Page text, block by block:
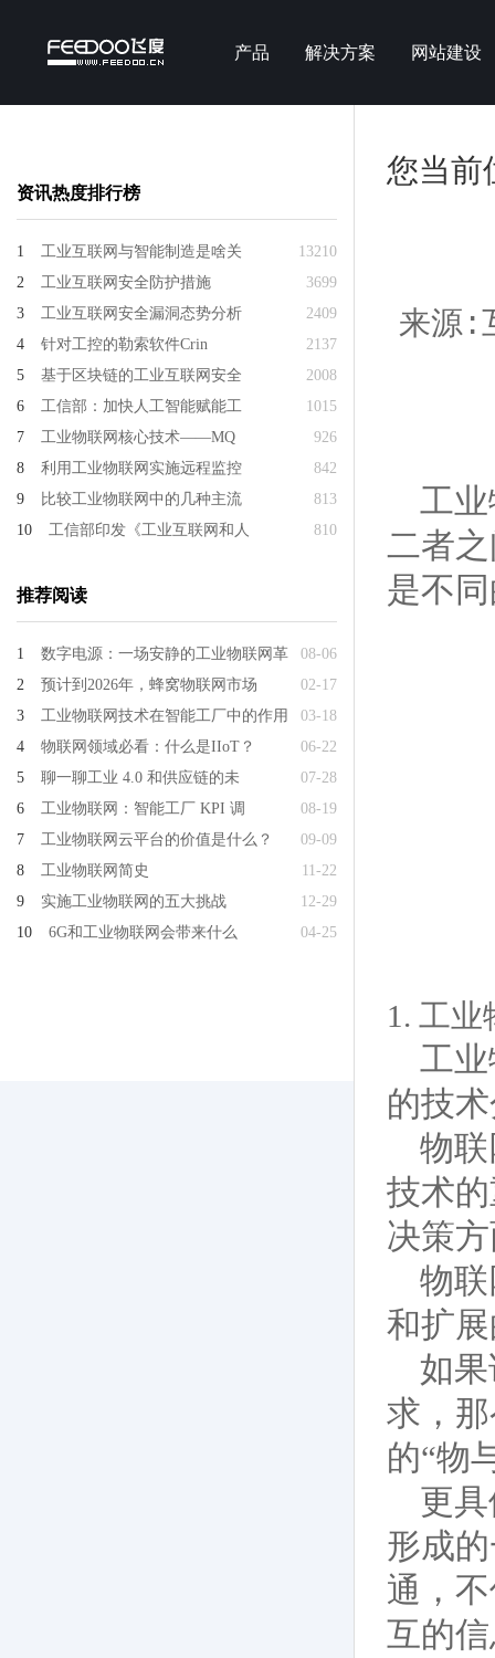
产品 解决方案 网站建设
资讯热度排行榜
13210
1
工业互联网与智能制造是啥关
3699
2
工业互联网安全防护措施
2409
3
工业互联网安全漏洞态势分析
2137
4
针对工控的勒索软件Crin
2008
5
基于区块链的工业互联网安全
1015
6
工信部：加快人工智能赋能工
926
7
工业物联网核心技术——MQ
842
8
利用工业物联网实施远程监控
813
9
比较工业物联网中的几种主流
810
10 工信部印发《工业互联网和人
推荐阅读
08-06
1
数字电源：一场安静的工业物联网革
02-17
2
预计到2026年，蜂窝物联网市场
03-18
3
工业物联网技术在智能工厂中的作用
06-22
4
物联网领域必看：什么是IIoT？
07-28
5
聊一聊工业 4.0 和供应链的未
08-19
6
工业物联网：智能工厂 KPI 调
09-09
7
工业物联网云平台的价值是什么？
11-22
8
工业物联网简史
12-29
9
实施工业物联网的五大挑战
04-25
10 6G和工业物联网会带来什么
您当前
来源
工
二者
是不
1. 工业
工
的技
物
技术
决策
物
和扩
如
求，
的“物
更
形成
通，
互的